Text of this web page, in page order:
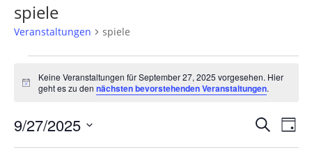
spiele
Veranstaltungen spiele
Veranstaltungen
für
September
27,
2025
Hinweis
Keine Veranstaltungen für September 27, 2025 vorgesehen. Hier
geht es zu dennächsten bevorstehenden Veranstaltungen.
Suche
SucheTag
9/27/2025